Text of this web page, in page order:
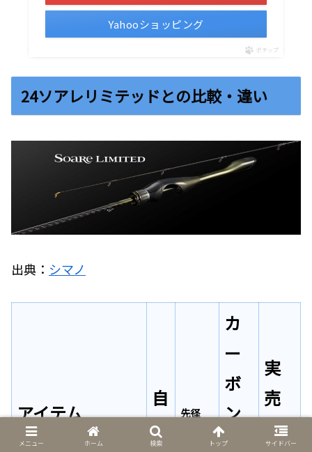
Yahooショッピング
ポチップ
24ソアレリミテッドとの比較・違い
出典： シマノ
アイテム
自
重
先径
カ
ー
ボ
ン
含
実
売
価
メニュー ホーム 検索 トップ サイドバー